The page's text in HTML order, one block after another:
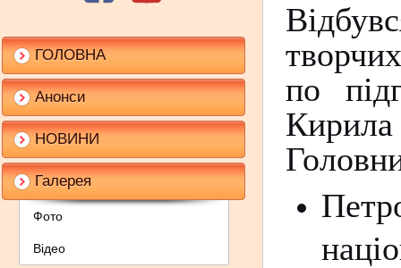
ГОЛОВНА
Анонси
НОВИНИ
Галерея
Фото
Відео
по
Кирила